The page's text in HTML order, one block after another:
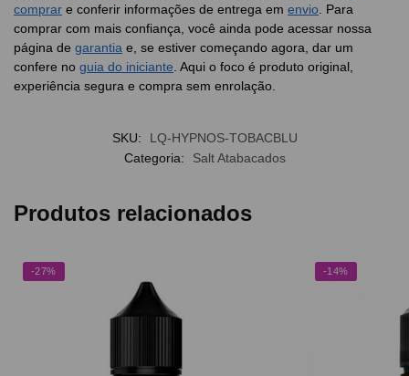
comprar e conferir informações de entrega em envio . Para
comprar com mais confiança, você ainda pode acessar nossa
página de garantia e, se estiver começando agora, dar um
confere no guia do iniciante . Aqui o foco é produto original,
experiência segura e compra sem enrolação.
SKU:
LQ-HYPNOS-TOBACBLU
Categoria:
Salt Atabacados
Produtos relacionados
-27% -14%